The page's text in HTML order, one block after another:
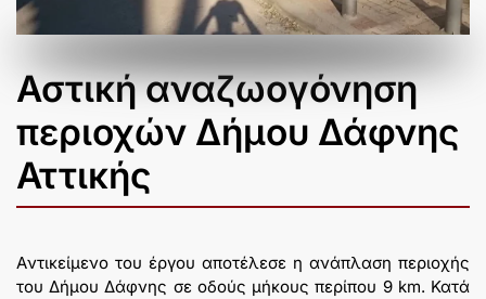
Αστική αναζωογόνηση
περιοχών Δήμου Δάφνης
Αττικής
Aντικείμενο του έργου αποτέλεσε η ανάπλαση περιοχής
του Δήμου Δάφνης σε οδούς μήκους περίπου 9 km. Κατά